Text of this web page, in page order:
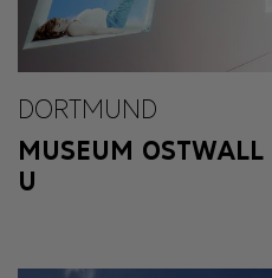
DORTMUND
MUSEUM
U